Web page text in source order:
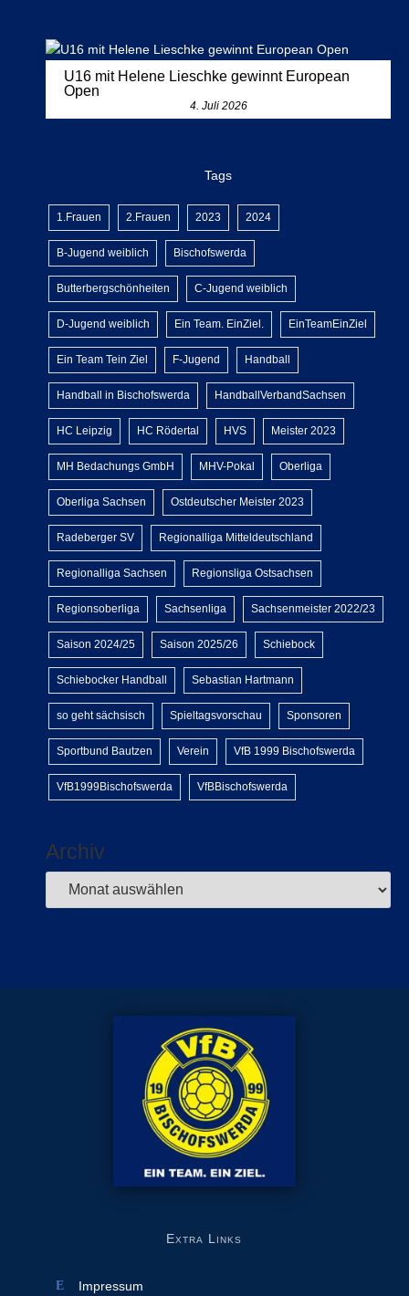
U16 mit Helene Lieschke gewinnt European
Open
4. Juli 2026
Tags
1.Frauen 2.Frauen 2023 2024
B-Jugend weiblich Bischofswerda
Butterbergschönheiten C-Jugend weiblich
D-Jugend weiblich Ein Team. EinZiel. EinTeamEinZiel
Ein Team Tein Ziel F-Jugend Handball
Handball in Bischofswerda HandballVerbandSachsen
HC Leipzig HC Rödertal HVS Meister 2023
MH Bedachungs GmbH MHV-Pokal Oberliga
Oberliga Sachsen Ostdeutscher Meister 2023
Radeberger SV Regionalliga Mitteldeutschland
Regionalliga Sachsen Regionsliga Ostsachsen
Regionsoberliga Sachsenliga Sachsenmeister 2022/23
Saison 2024/25 Saison 2025/26 Schiebock
Schiebocker Handball Sebastian Hartmann
so geht sächsisch Spieltagsvorschau Sponsoren
Sportbund Bautzen Verein VfB 1999 Bischofswerda
VfB1999Bischofswerda VfBBischofswerda
Archiv
Extra Links
Impressum